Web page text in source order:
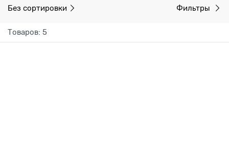
Без сортировки Фильтры
Товаров: 5